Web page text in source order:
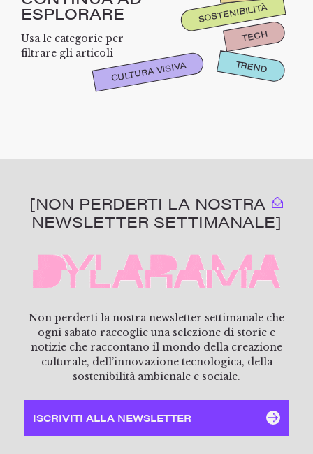
ESPLORARE
Usa le categorie per
filtrare gli articoli
SOSTENIBILITÀ
TECH
CULTURA VISIVA TREND
[NON PERDERTI LA NOSTRA
NEWSLETTER SETTIMANALE]
Non perderti la nostra newsletter settimanale che
ogni sabato raccoglie una selezione di storie e
notizie che raccontano il mondo della creazione
culturale, dell’innovazione tecnologica, della
sostenibilità ambienale e sociale.
ISCRIVITI ALLA NEWSLETTER